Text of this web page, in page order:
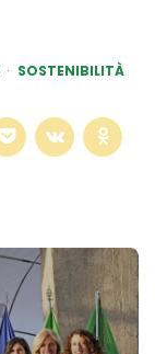
SOSTENIBILITÀ